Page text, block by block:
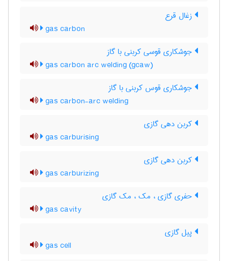
زغال قرع
gas carbon
جوشکاری قوسی کربنی با گاز
gas carbon arc welding (gcaw)
جوشکاری قوس کربنی با گاز
gas carbon-arc welding
کربن دهی گازی
gas carburising
کربن دهی گازی
gas carburizing
حفری گازی ، مک ، مک گازی
gas cavity
پیل گازی
gas cell